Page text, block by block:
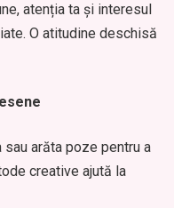
atenția ta și interesul
O atitudine deschisă
arăta poze pentru a
creative ajută la